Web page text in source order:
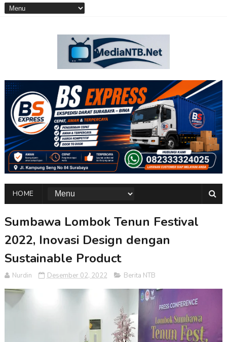
HOME
Sumbawa Lombok Tenun Festival
2022, Inovasi Design dengan
Sustainable Product
Nurdin Desember 02, 2022 Berita NTB